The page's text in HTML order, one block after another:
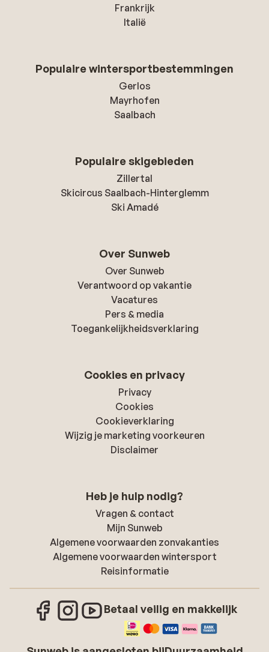
Frankrijk
Italië
Populaire wintersportbestemmingen
Gerlos
Mayrhofen
Saalbach
Populaire skigebieden
Zillertal
Skicircus Saalbach-Hinterglemm
Ski Amadé
Over Sunweb
Over Sunweb
Verantwoord op vakantie
Vacatures
Pers & media
Toegankelijkheidsverklaring
Cookies en privacy
Privacy
Cookies
Cookieverklaring
Wijzig je marketing voorkeuren
Disclaimer
Heb je hulp nodig?
Vragen & contact
Mijn Sunweb
Algemene voorwaarden zonvakanties
Algemene voorwaarden wintersport
Reisinformatie
Betaal veilig en makkelijk